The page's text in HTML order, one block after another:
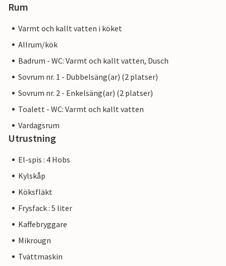
Rum
Varmt och kallt vatten i köket
Allrum/kök
Badrum - WC: Varmt och kallt vatten, Dusch
Sovrum nr. 1 - Dubbelsäng(ar) (2 platser)
Sovrum nr. 2 - Enkelsäng(ar) (2 platser)
Toalett - WC: Varmt och kallt vatten
Vardagsrum
Utrustning
El-spis : 4 Hobs
Kylskåp
Köksfläkt
Frysfack : 5 liter
Kaffebryggare
Mikrougn
Tvättmaskin